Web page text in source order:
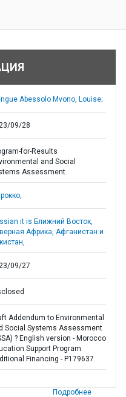
Abessolo Mvono, Louise;
09/28
for-Results
and Social
Assessment
it is Ближний Восток,
Африка, Афганистан и
09/27
Addendum to Environmental
Social Systems Assessment
? English version - Morocco
Support Program
Financing - P179637
Подробнее